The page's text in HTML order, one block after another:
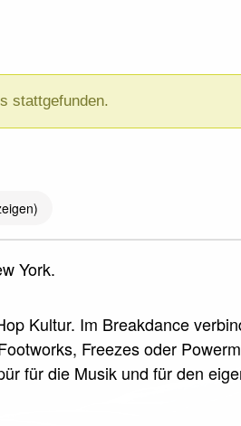
stattgefunden.
York.
Kultur. Im Breakdance
Freezes oder
für die Musik und für den